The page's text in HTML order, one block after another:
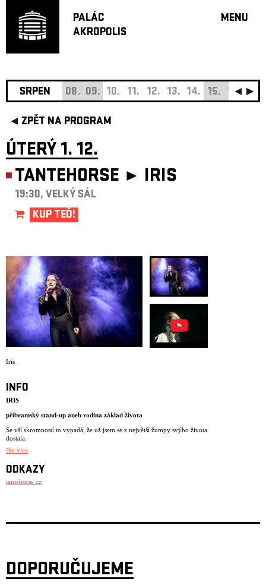
PALÁC
AKROPOLIS
MENU
JAZZ
SRPEN 08. 09. 10. 11. 12. 13. 14. 15. 16. 17.
ZPĚT NA PROGRAM
ÚTERÝ 1. 12.
TANTEHORSE ► IRIS
19:30, VELKÝ SÁL
KUP TEĎ!
Iris
INFO
IRIS
příbramský stand-up aneb rodina základ života
Se vší skromností to vypadá, že už jsem se z největší žumpy svýho života
dostala.
V deseti letech jsme neznala slova jako mikrovlnka a kávovar. Na
Vztahy? Jaký máte na mysli?
Mám na sebe nárok být zdravá. Snažím se uvěřit tomu, že za něco stojím
na hřbitově. Já ty emoce na jevišti umím, mám nastřádáno. Chcete
„Série Invisible o neviditelných ženách vznikla v roce 2021 z osobní
touhy zviditelnit autobiografické příběhy žen, výjimečných umělkyň,
které z různých důvodů zmizely z centra pozornosti a nebo se do něj
číst více
ODKAZY
tantehorse.cz
DOPORUČUJEME